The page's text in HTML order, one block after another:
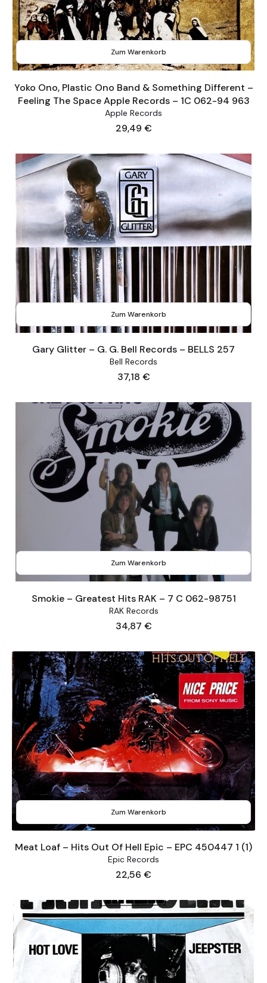
Zum Warenkorb
Yoko Ono, Plastic Ono Band & Something Different –
Feeling The Space Apple Records – 1C 062-94 963
Apple Records
Preis
29,49 €
Zum Warenkorb
Gary Glitter – G. G. Bell Records – BELLS 257
Bell Records
Preis
37,18 €
Zum Warenkorb
Smokie – Greatest Hits RAK – 7 C 062-98751
RAK Records
Preis
34,87 €
Zum Warenkorb
Meat Loaf – Hits Out Of Hell Epic – EPC 450447 1 (1)
Epic Records
Preis
22,56 €